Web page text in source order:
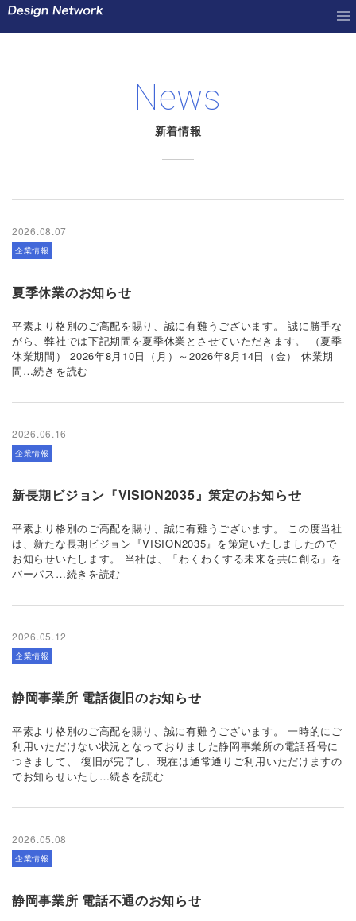
News
新着情報
2026.08.07
企業情報
夏季休業のお知らせ
平素より格別のご高配を賜り、誠に有難うございます。 誠に勝手な
がら、弊社では下記期間を夏季休業とさせていただきます。 （夏季
休業期間） 2026年8月10日（月）～2026年8月14日（金） 休業期
間…続きを読む
2026.06.16
企業情報
新長期ビジョン『VISION2035』策定のお知らせ
平素より格別のご高配を賜り、誠に有難うございます。 この度当社
は、新たな長期ビジョン『VISION2035』を策定いたしましたので
お知らせいたします。 当社は、「わくわくする未来を共に創る」を
パーパス…続きを読む
2026.05.12
企業情報
静岡事業所 電話復旧のお知らせ
平素より格別のご高配を賜り、誠に有難うございます。 一時的にご
利用いただけない状況となっておりました静岡事業所の電話番号に
つきまして、 復旧が完了し、現在は通常通りご利用いただけますの
でお知らせいたし…続きを読む
2026.05.08
企業情報
静岡事業所 電話不通のお知らせ